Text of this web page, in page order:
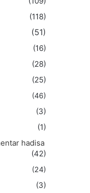
(118)
(51)
(16)
(28)
(25)
(46)
(3)
(1)
hadisa
(42)
(24)
(3)